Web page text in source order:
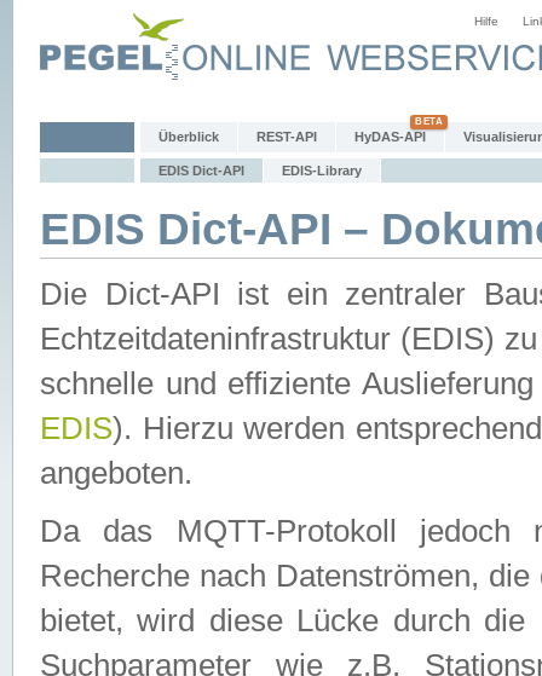
Hilfe
Überblick REST-API HyDAS-API
EDIS Dict-API EDIS-Library
EDIS Dict-API –
Die Dict-API ist ein zentraler
Echtzeitdateninfrastruktur (EDIS)
schnelle und effiziente
EDIS). Hierzu werden
angeboten.
Da das MQTT-Protokoll jedoch
Recherche nach Datenströmen,
bietet, wird diese Lücke durch die
Suchparameter wie z.B.